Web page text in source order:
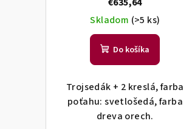
Skladom (>5 ks)
Do košíka
Trojsedák + 2 kreslá, farba
poťahu: svetlošedá, farba
dreva orech.